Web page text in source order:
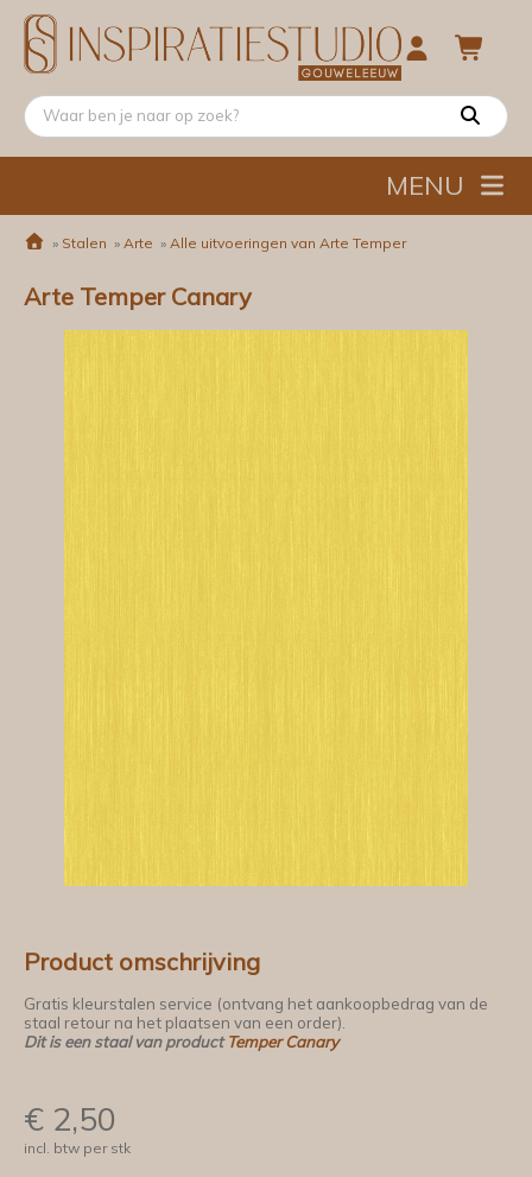
MENU
» Stalen » Arte » Alle uitvoeringen van Arte Temper
Arte Temper Canary
Product omschrijving
Gratis kleurstalen service (ontvang het aankoopbedrag van de
staal retour na het plaatsen van een order).
Dit is een staal van productTemper Canary
€ 2,50
incl. btw per stk